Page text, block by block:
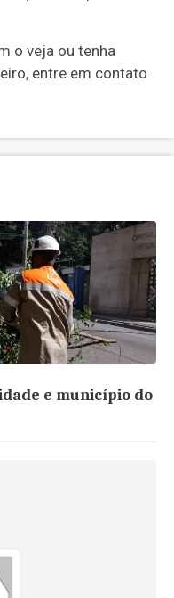
o veja ou tenha
entre em contato
e município do